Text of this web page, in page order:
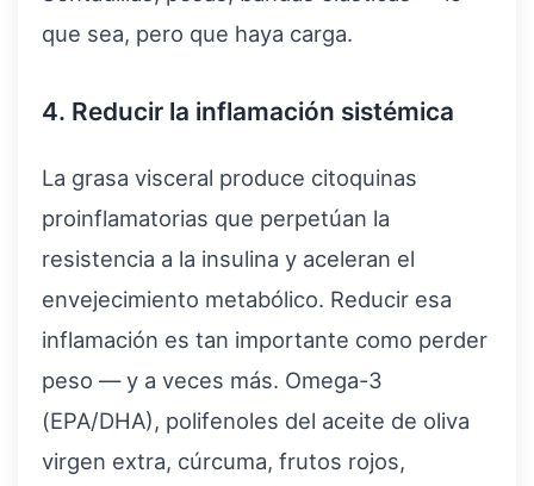
que sea, pero que haya carga.
4. Reducir la inflamación sistémica
La grasa visceral produce citoquinas
proinflamatorias que perpetúan la
resistencia a la insulina y aceleran el
envejecimiento metabólico. Reducir esa
inflamación es tan importante como perder
peso — y a veces más. Omega-3
(EPA/DHA), polifenoles del aceite de oliva
virgen extra, cúrcuma, frutos rojos,